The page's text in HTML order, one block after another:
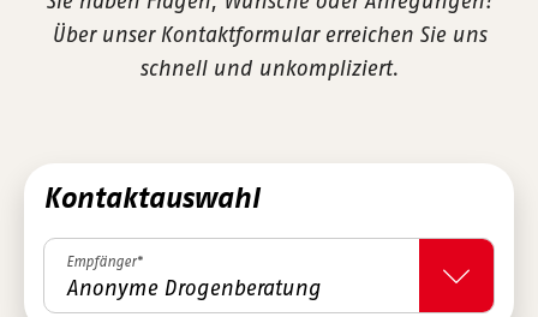
Über unser Kontaktformular erreichen Sie uns
schnell und unkompliziert.
Kontaktauswahl
Empfänger*
Anonyme Drogenberatung